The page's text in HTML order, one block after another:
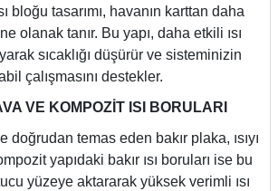
bloğu tasarımı, havanın karttan daha
olanak tanır. Bu yapı, daha etkili ısı
sıcaklığı düşürür ve sisteminizin
çalışmasını destekler.
VE KOMPOZİT ISI BORULARI
doğrudan temas eden bakır plaka, ısıyı
yapıdaki bakır ısı boruları ise bu
yüzeye aktararak yüksek verimli ısı